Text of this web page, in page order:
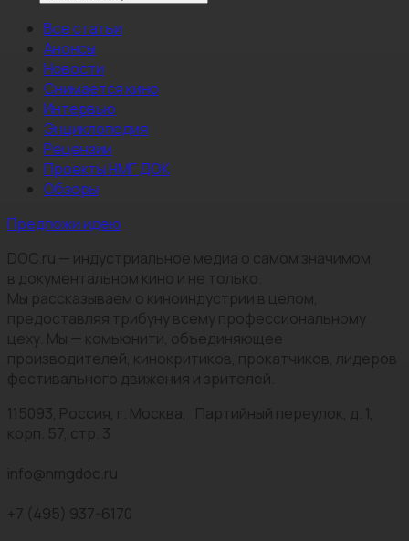
Все статьи
Анонсы
Новости
Снимается кино
Интервью
Энциклопедия
Рецензии
Проекты НМГ ДОК
Обзоры
Предложи идею
DOC.ru — индустриальное медиа о самом значимом
в документальном кино и не только.
Мы рассказываем о киноиндустрии в целом,
предоставляя трибуну всему профессиональному
цеху. Мы — комьюнити, объединяющее
производителей, кинокритиков, прокатчиков, лидеров
фестивального движения и зрителей.
115093, Россия, г. Москва, Партийный переулок, д. 1,
корп. 57, стр. 3
info@nmgdoc.ru
+7 (495) 937-6170